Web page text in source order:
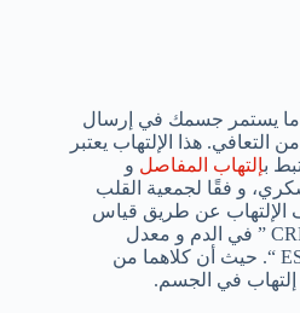
يستمر جسمك في إرسال
من التعافي. هذا الإلتهاب يعتبر
بإلتهاب المفاصل و
و فقًا لجمعية القلب
الإلتهاب عن طريق قياس
مستويات البروتين المتفاعل ” CRP ” في الدم و معدل
ترسيب كرات الدم الحمراء ” ESR “. حيث أن كلاهما من
إلتهاب في الجسم.